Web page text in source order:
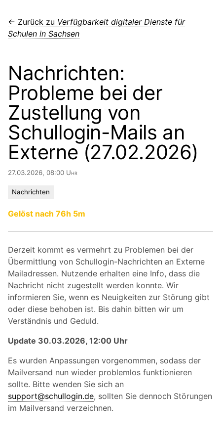
← Zurück zu Verfügbarkeit digitaler Dienste für
Schulen in Sachsen
Nachrichten:
Probleme bei der
Zustellung von
Schullogin-Mails an
Externe (27.02.2026)
27.03.2026, 08:00 Uhr
Nachrichten
Gelöst nach 76h 5m
Derzeit kommt es vermehrt zu Problemen bei der
Übermittlung von Schullogin-Nachrichten an Externe
Mailadressen. Nutzende erhalten eine Info, dass die
Nachricht nicht zugestellt werden konnte. Wir
informieren Sie, wenn es Neuigkeiten zur Störung gibt
oder diese behoben ist. Bis dahin bitten wir um
Verständnis und Geduld.
Update 30.03.2026, 12:00 Uhr
Es wurden Anpassungen vorgenommen, sodass der
Mailversand nun wieder problemlos funktionieren
sollte. Bitte wenden Sie sich an
support@schullogin.de, sollten Sie dennoch Störungen
im Mailversand verzeichnen.